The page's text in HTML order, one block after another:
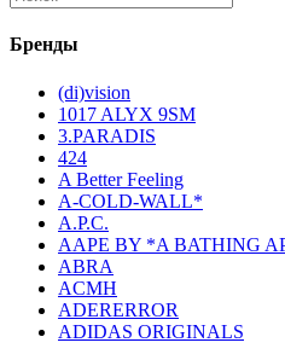
Бренды
(di)vision
1017 ALYX 9SM
3.PARADIS
424
A Better Feeling
A-COLD-WALL*
A.P.C.
AAPE BY *A BATHING
ABRA
ACMH
ADERERROR
ADIDAS ORIGINALS